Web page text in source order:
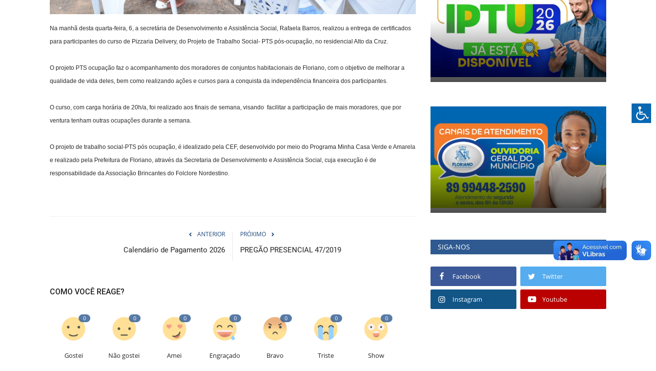
Na manhã desta quarta-feira, 6, a secretária de Desenvolvimento e Assistência Social, Rafaela Barros, realizou a entrega de certificados
para participantes do curso de Pizzaria Delivery, do Projeto de Trabalho Social- PTS pós-ocupação, no residencial Alto da Cruz.
O projeto PTS ocupação faz o acompanhamento dos moradores de conjuntos habitacionais de Floriano, com o objetivo de melhorar a
qualidade de vida deles, bem como realizando ações e cursos para a conquista da independência financeira dos participantes.
O curso, com carga horária de 20h/a, foi realizado aos finais de semana, visando facilitar a participação de mais moradores, que por
ventura tenham outras ocupações durante a semana.
O projeto de trabalho social-PTS pós ocupação, é idealizado pela CEF, desenvolvido por meio do Programa Minha Casa Verde e Amarela
e realizado pela Prefeitura de Floriano, através da Secretaria de Desenvolvimento e Assistência Social, cuja execução é de
responsabilidade da Associação Brincantes do Folclore Nordestino.
ANTERIOR
Calendário de Pagamento 2026
PRÓXIMO
PREGÃO PRESENCIAL 47/2019
COMO VOCÊ REAGE?
0
Gostei
0
Não gostei
0
Amei
0
Engraçado
0
Bravo
0
Triste
0
Show
SIGA-NOS
Facebook Twitter
Instagram Youtube